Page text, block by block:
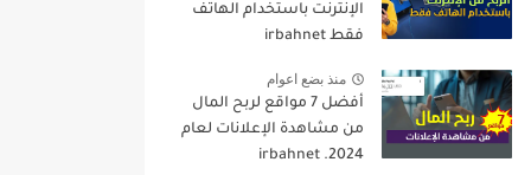
الإنترنت باستخدام الهاتف
فقط irbahnet
منذ بضع اعوام
أفضل 7 مواقع لربح المال
من مشاهدة الإعلانات لعام
2024. irbahnet